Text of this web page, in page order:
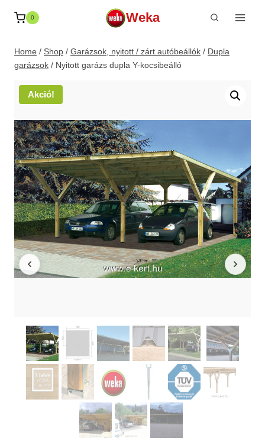
0 Weka
Home / Shop / Garázsok, nyitott / zárt autóbeállók / Dupla
garázsok / Nyitott garázs dupla Y-kocsibeálló
Akció!